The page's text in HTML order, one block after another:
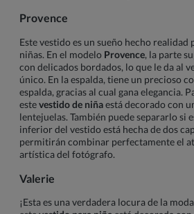
Provence
Este vestido es un sueño hecho realidad
niñas. En el modelo Provence, la parte
con delicados bordados, lo que le da al
único. En la espalda, tiene un precioso
espalda, gracias al cual gana elegancia.
estevestido de niñaestá decorado con
lentejuelas. También puede separarlo si
inferior del vestido está hecha de dos
permitirán combinar perfectamente el
artística del fotógrafo.
Valerie
¡Esta es una verdadera locura de la